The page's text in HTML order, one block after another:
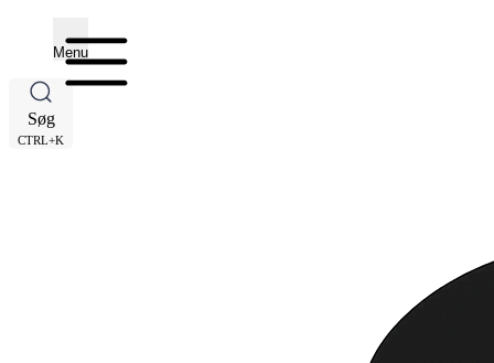
Menu
Søg
CTRL+K